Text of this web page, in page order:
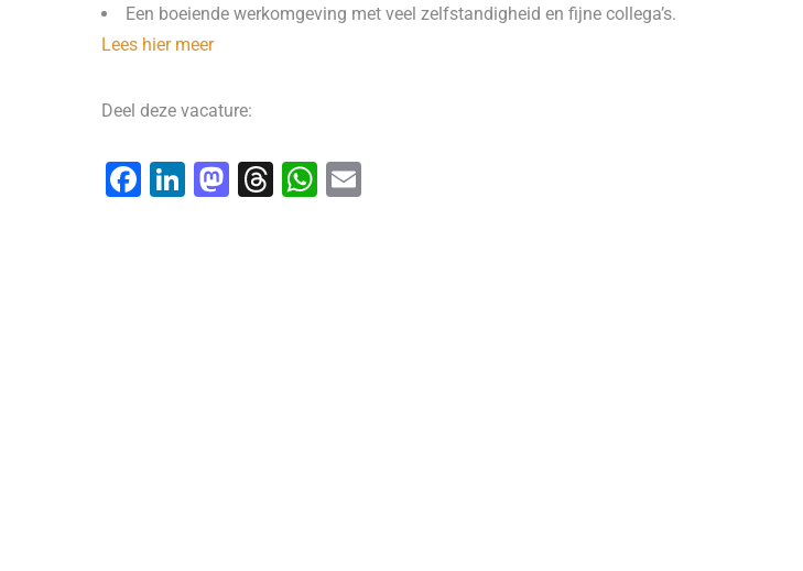
Een boeiende werkomgeving met veel zelfstandigheid en fijne collega’s.
Lees hier meer
Deel deze vacature:
F
Li
M T
W